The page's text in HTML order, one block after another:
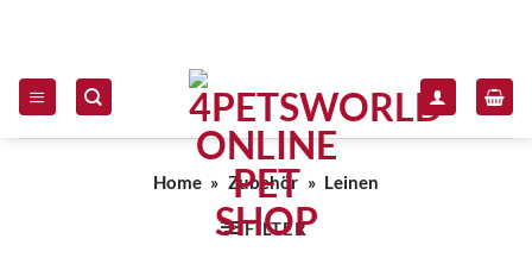
Home » Zubehör » Leinen
FILTER